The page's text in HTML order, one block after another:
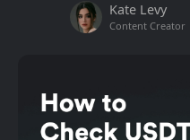
Kate Levy
Content Creator